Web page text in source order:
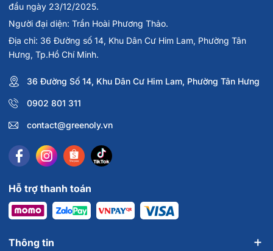
đầu ngày 23/12/2025.
Người đại diện: Trần Hoài Phương Thảo.
Địa chỉ: 36 Đường số 14, Khu Dân Cư Him Lam, Phường Tân
Hưng, Tp.Hồ Chí Minh.
36 Đường Số 14, Khu Dân Cư Him Lam, Phường Tân Hưng
0902 801 311
contact@greenoly.vn
Hỗ trợ thanh toán
Thông tin